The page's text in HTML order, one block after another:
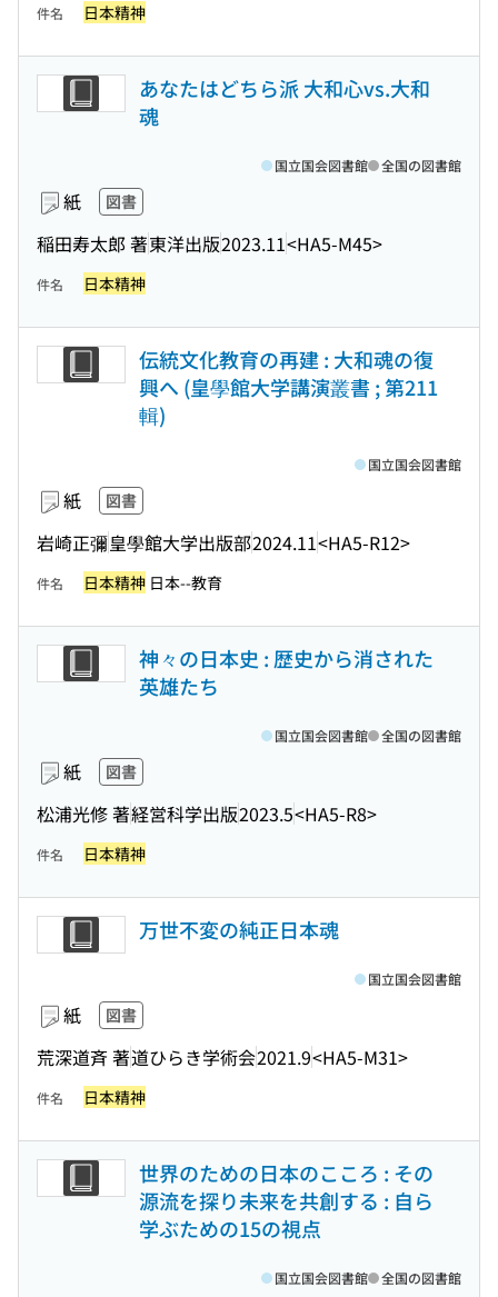
件名 日本精神
あなたはどちら派 大和心vs.大和
魂
紙 図書
稲田寿太郎 著東洋出版2023.11<HA5-M45>
国立国会図書館 全国の図書館
件名 日本精神
伝統文化教育の再建 : 大和魂の復
興へ (皇學館大学講演叢書 ; 第211
輯)
紙 図書
岩崎正彌皇學館大学出版部2024.11<HA5-R12>
国立国会図書館
件名 日本精神 日本--教育
神々の日本史 : 歴史から消された
英雄たち
紙 図書
松浦光修 著経営科学出版2023.5<HA5-R8>
国立国会図書館 全国の図書館
件名 日本精神
万世不変の純正日本魂
紙 図書
荒深道斉 著道ひらき学術会2021.9<HA5-M31>
国立国会図書館
件名 日本精神
世界のための日本のこころ : その
源流を探り未来を共創する : 自ら
学ぶための15の視点
国立国会図書館 全国の図書館